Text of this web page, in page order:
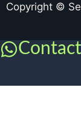
Copyright ©
Contact